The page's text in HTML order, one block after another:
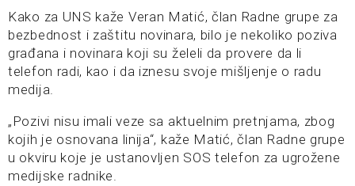
Kako za UNS kaže Veran Matić, član Radne grupe za
bezbednost i zaštitu novinara, bilo je nekoliko poziva
građana i novinara koji su želeli da provere da li
telefon radi, kao i da iznesu svoje mišljenje o radu
medija.
„Pozivi nisu imali veze sa aktuelnim pretnjama, zbog
kojih je osnovana linija“, kaže Matić, član Radne grupe
u okviru koje je ustanovljen SOS telefon za ugrožene
medijske radnike.